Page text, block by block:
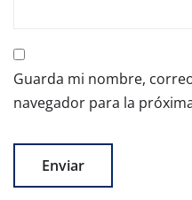
Guarda mi nombre,
navegador para la